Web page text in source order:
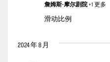
詹姆斯-摩尔剧院 +1 更多
滑动比例
2024 年 8 月